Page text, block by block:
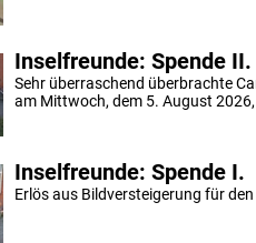
Inselfreunde: Spende II.
Sehr überraschend überbrachte
am Mittwoch, dem 5. August
Inselfreunde: Spende I.
Erlös aus Bildversteigerung für